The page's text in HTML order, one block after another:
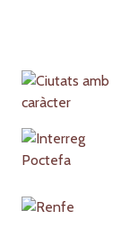
Partners